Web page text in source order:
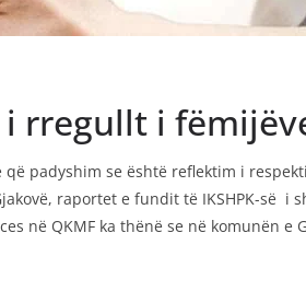
rregullt i
padyshim se është reflektim i
raportet e fundit të IKSHPK-së
në QKMF ka thënë se në komunën e